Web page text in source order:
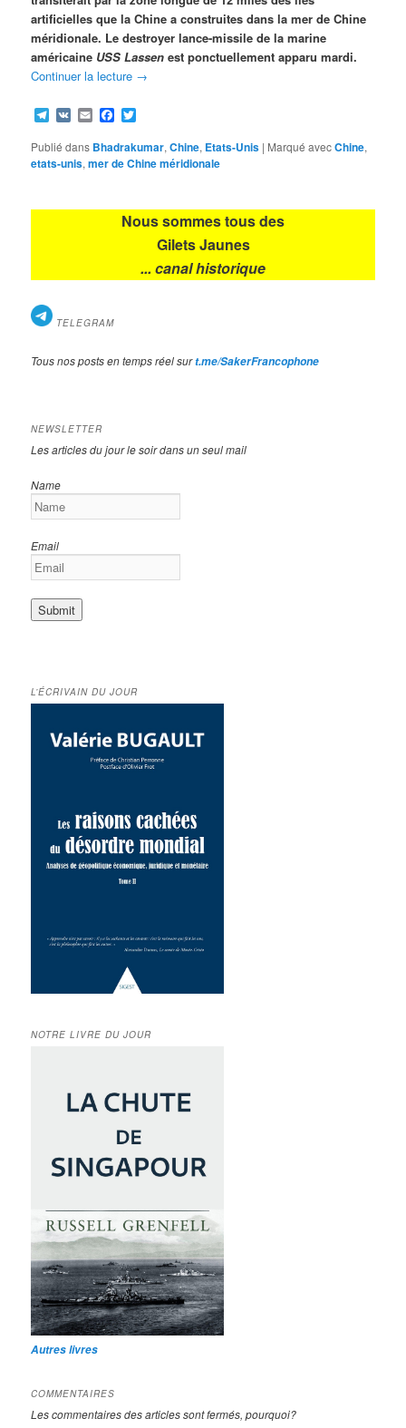
artificielles que la Chine a construites dans la mer de Chine
méridionale. Le destroyer lance-missile de la marine
américaine USS Lassen est ponctuellement apparu mardi.
Continuer la lecture →
Telegram
VK EmailFacebook
Publié dans Bhadrakumar,Chine, Etats-Unis | Marqué avecChine,
etats-unis,mer de Chine méridionale
Nous sommes tous des
Gilets Jaunes
... canal historique
TELEGRAM
Tous nos posts en temps réel surt.me/SakerFrancophone
NEWSLETTER
Les articles du jour le soir dans un seul mail
Name
Email
L’ÉCRIVAIN DU JOUR
NOTRE LIVRE DU JOUR
Autres livres
COMMENTAIRES
Les commentaires des articles sont fermés, pourquoi?